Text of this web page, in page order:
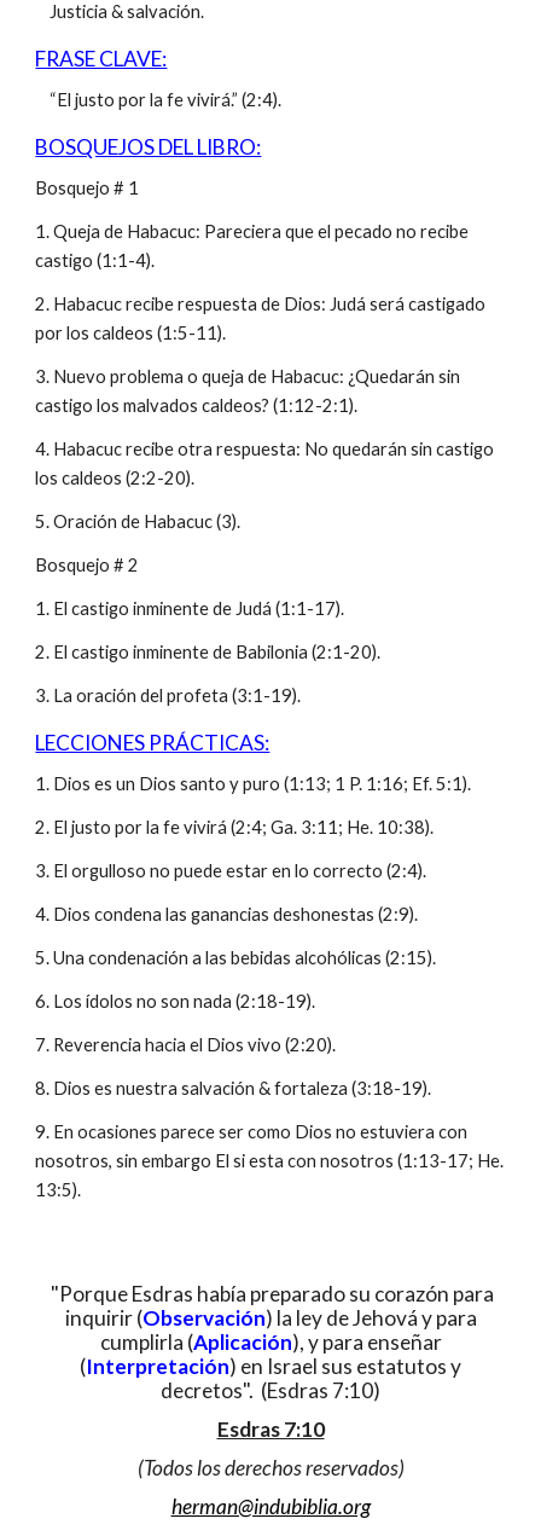
Justicia & salvación.
FRASE CLAVE:
“El justo por la fe vivirá.” (2:4).
BOSQUEJOS DEL LIBRO:
Bosquejo # 1
1. Queja de Habacuc: Pareciera que el pecado no recibe
castigo (1:1-4).
2. Habacuc recibe respuesta de Dios: Judá será castigado
por los caldeos (1:5-11).
3. Nuevo problema o queja de Habacuc: ¿Quedarán sin
castigo los malvados caldeos? (1:12-2:1).
4. Habacuc recibe otra respuesta: No quedarán sin castigo
los caldeos (2:2-20).
5. Oración de Habacuc (3).
Bosquejo # 2
1. El castigo inminente de Judá (1:1-17).
2. El castigo inminente de Babilonia (2:1-20).
3. La oración del profeta (3:1-19).
LECCIONES PRÁCTICAS:
1. Dios es un Dios santo y puro (1:13; 1 P. 1:16; Ef. 5:1).
2. El justo por la fe vivirá (2:4; Ga. 3:11; He. 10:38).
3. El orgulloso no puede estar en lo correcto (2:4).
4. Dios condena las ganancias deshonestas (2:9).
5. Una condenación a las bebidas alcohólicas (2:15).
6. Los ídolos no son nada (2:18-19).
7. Reverencia hacia el Dios vivo (2:20).
8. Dios es nuestra salvación & fortaleza (3:18-19).
9. En ocasiones parece ser como Dios no estuviera con
nosotros, sin embargo El si esta con nosotros (1:13-17; He.
13:5).
"Porque Esdras había preparado su corazón para
inquirir (Observación) la ley de Jehová y para
cumplirla (Aplicación), y para enseñar
(Interpretación) en Israel sus estatutos y
decretos". (Esdras 7:10)
Esdras 7:10
(Todos los derechos reservados)
herman@indubiblia.org